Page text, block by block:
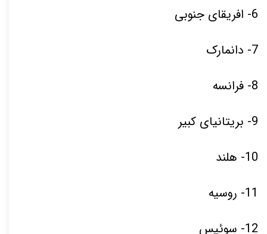
6- افریقای جنوبی
7- دانمارک
8- فرانسه
9- بریتانیای کبیر
10- هلند
11- روسیه
12- سوئیس